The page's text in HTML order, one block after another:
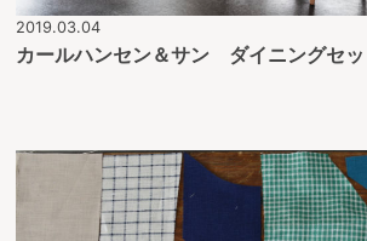
2019.03.04
カールハンセン＆サン ダイニングセ